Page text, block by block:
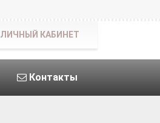
Контакты
ЛИЧНЫЙ КАБИНЕТ